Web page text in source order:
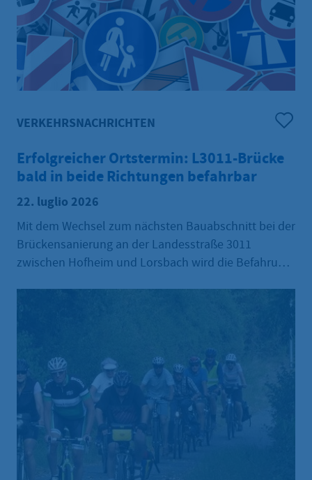
VERKEHRSNACHRICHTEN
Erfolgreicher Ortstermin: L3011-Brücke
bald in beide Richtungen befahrbar
22. luglio 2026
Mit dem Wechsel zum nächsten Bauabschnitt bei der
Brückensanierung an der Landesstraße 3011
zwischen Hofheim und Lorsbach wird die Befahrung
wird zum 29. Juli erfolgen und der
Zweirichtungsverkehr voraussichtlich am
Nachmittag zur Verfügung stehen. Der Wechsel zum
nächsten Bauabschnitt findet kurz zuvor ab dem 24.
Juli statt.